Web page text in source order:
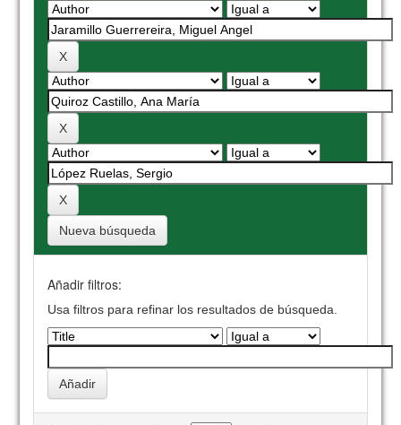
Nueva búsqueda
Añadir filtros:
Usa filtros para refinar los resultados de búsqueda.